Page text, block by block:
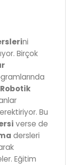
ni
Birçok
Robotik
Bu
verse de
dersleri
Eğitim